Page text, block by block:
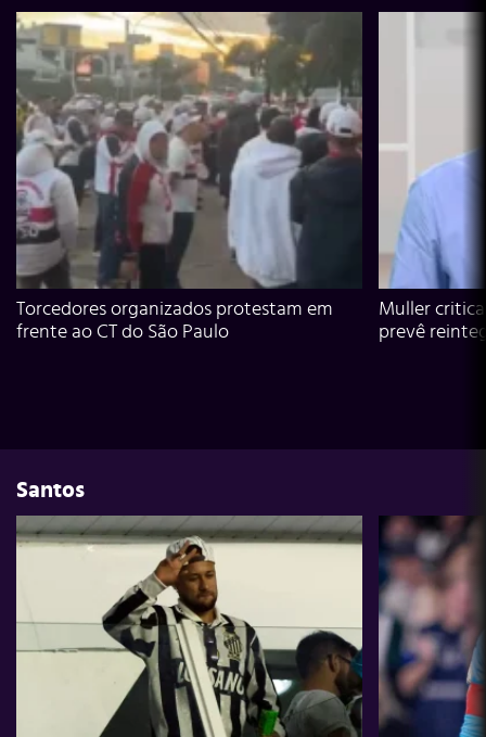
Torcedores organizados protestam em
frente ao CT do São Paulo
Muller
prevê
Santos